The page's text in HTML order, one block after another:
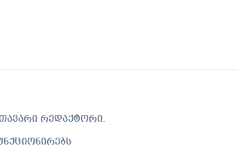
რედაქტორი.